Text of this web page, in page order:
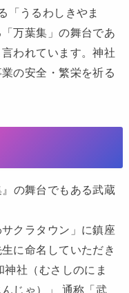
「うるわしきやま
万葉集」の舞台であ
われています。神社
の安全・繁栄を祈る
の舞台でもある武蔵
クラタウン」に鎮座
に命名していただき
社（むさしのにま
じゃ）」 通称「武